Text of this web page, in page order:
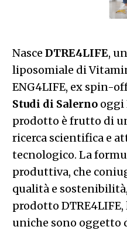
Nasce DTRE4LIFE,
liposomiale di
ENG4LIFE, ex spin-
Studi di Salerno oggi
prodotto è frutto di
ricerca scientifica e
tecnologico. La
produttiva, che
qualità e
prodotto
uniche sono oggetto